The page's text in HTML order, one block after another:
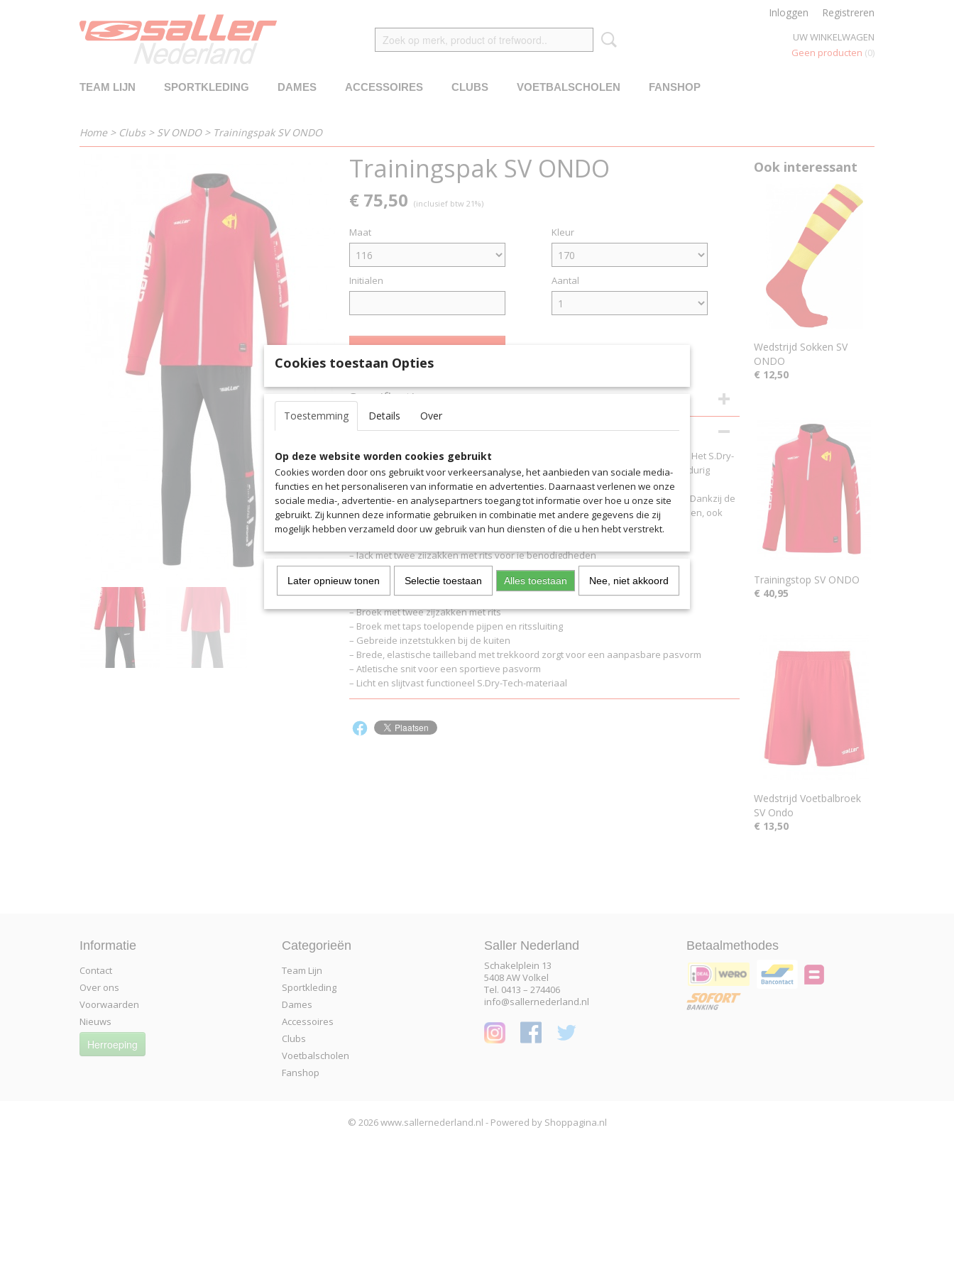
Inloggen Registreren
UW WINKELWAGEN
Geen producten (0)
TEAM LIJN SPORTKLEDING DAMES ACCESSOIRES CLUBS VOETBALSCHOLEN FANSHOP
Home> Clubs > SV ONDO> Trainingspak SV ONDO
Trainingspak SV ONDO
€ 75,50 (inclusief btw 21%)
Maat Kleur
Initialen Aantal
Specificaties
Productcode
Productcode leverancier
Omschrijving
Het trainingspak Squad 50 rust je optimaal uit en laat zien waar je goed in bent. Het S.Dry-
Tech materiaal is bijzonder licht, zweetafvoerend, ademend en zorgt voor langdurig
draagcomfort. De zijzakken met ritssluiting in de jas en broek zijn perfect om je
benodigdheden in op te bergen of om je handen op te warmen als het koud is. Dankzij de
ritssluitingen bij de enkels kan de broek gemakkelijk aan- en uitgetrokken worden, ook
met schoenen aan.
– Jack met twee zijzakken met rits voor je benodigdheden
– Verlengde manchetten zorgen voor een perfecte pasvorm
– Dynamisch gestreept grafisch ontwerp op de schouders en armen
– Verstelbare tailleband van het jack met trekkoord en stopper
– Broek met twee zijzakken met rits
– Broek met taps toelopende pijpen en ritssluiting
– Gebreide inzetstukken bij de kuiten
– Brede, elastische tailleband met trekkoord zorgt voor een aanpasbare pasvorm
– Atletische snit voor een sportieve pasvorm
– Licht en slijtvast functioneel S.Dry-Tech-materiaal
Ook interessant
Wedstrijd Sokken SV
ONDO
€ 12,50
Trainingstop SV ONDO
€ 40,95
Wedstrijd Voetbalbroek
SV Ondo
€ 13,50
Informatie
Contact
Over ons
Voorwaarden
Nieuws
Herroeping
Categorieën
Team Lijn
Sportkleding
Dames
Accessoires
Clubs
Voetbalscholen
Fanshop
Saller Nederland
Schakelplein 13
5408 AW Volkel
Tel. 0413 – 274406
info@sallernederland.nl
Betaalmethodes
© 2026 www.sallernederland.nl - Powered by Shoppagina.nl
Cookies toestaan Opties
Toestemming Details Over
Op deze website worden cookies gebruikt
Cookies worden door ons gebruikt voor verkeersanalyse, het aanbieden van sociale media-
functies en het personaliseren van informatie en advertenties. Daarnaast verlenen we onze
sociale media-, advertentie- en analysepartners toegang tot informatie over hoe u onze site
gebruikt. Zij kunnen deze informatie gebruiken in combinatie met andere gegevens die zij
mogelijk hebben verzameld door uw gebruik van hun diensten of die u hen hebt verstrekt.
Later opnieuw tonen Selectie toestaan Alles toestaan Nee, niet akkoord